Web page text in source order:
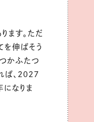
ます。ただ
を伸ばそう
つかふたつ
ば、2027
なりま